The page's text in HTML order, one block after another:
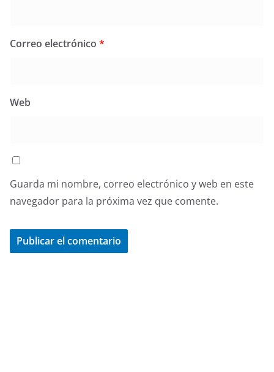
Correo electrónico *
Web
Guarda mi nombre, correo electrónico y web en este
navegador para la próxima vez que comente.